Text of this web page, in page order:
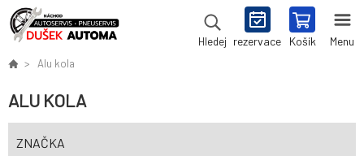
Hledej rezervace Košík Menu
Alu kola
ALU KOLA
ZNAČKA